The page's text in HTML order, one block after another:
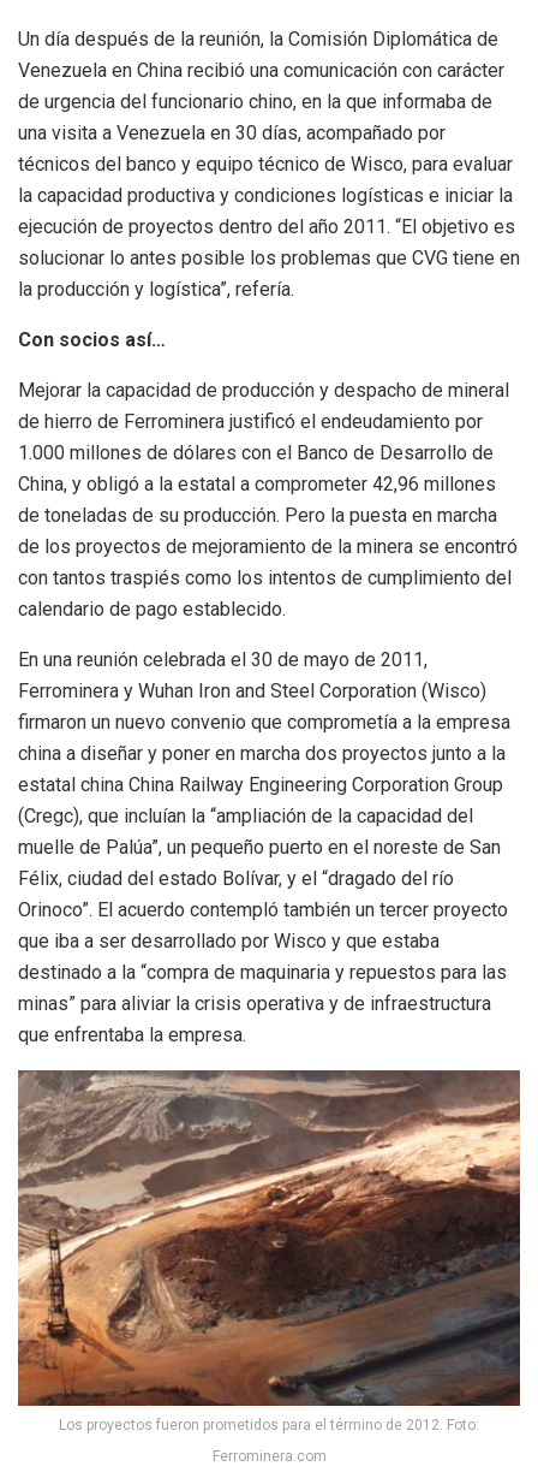
Un día después de la reunión, la Comisión Diplomática de
Venezuela en China recibió una comunicación con carácter
de urgencia del funcionario chino, en la que informaba de
una visita a Venezuela en 30 días, acompañado por
técnicos del banco y equipo técnico de Wisco, para evaluar
la capacidad productiva y condiciones logísticas e iniciar la
ejecución de proyectos dentro del año 2011. “El objetivo es
solucionar lo antes posible los problemas que CVG tiene en
la producción y logística”, refería.
Con socios así…
Mejorar la capacidad de producción y despacho de mineral
de hierro de Ferrominera justificó el endeudamiento por
1.000 millones de dólares con el Banco de Desarrollo de
China, y obligó a la estatal a comprometer 42,96 millones
de toneladas de su producción. Pero la puesta en marcha
de los proyectos de mejoramiento de la minera se encontró
con tantos traspiés como los intentos de cumplimiento del
calendario de pago establecido.
En una reunión celebrada el 30 de mayo de 2011,
Ferrominera y Wuhan Iron and Steel Corporation (Wisco)
firmaron un nuevo convenio que comprometía a la empresa
china a diseñar y poner en marcha dos proyectos junto a la
estatal china China Railway Engineering Corporation Group
(Cregc), que incluían la “ampliación de la capacidad del
muelle de Palúa”, un pequeño puerto en el noreste de San
Félix, ciudad del estado Bolívar, y el “dragado del río
Orinoco”. El acuerdo contempló también un tercer proyecto
que iba a ser desarrollado por Wisco y que estaba
destinado a la “compra de maquinaria y repuestos para las
minas” para aliviar la crisis operativa y de infraestructura
que enfrentaba la empresa.
Los proyectos fueron prometidos para el término de 2012. Foto:
Ferrominera.com